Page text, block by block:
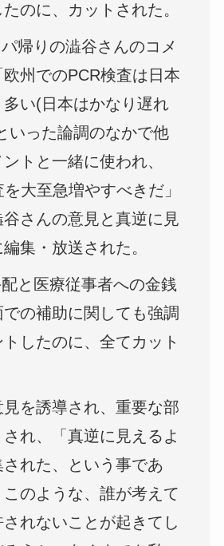
のに、カットされた。
帰りの澁谷さんのコメ
州でのPCR検査は日本
多い(日本はかなり遅れ
いった論調のなかで他
トと一緒に使われ、
を大至急増やすべきだ」
谷さんの意見と真逆に見
集・放送された。
と医療従事者への金銭
の補助に関しても強調
トしたのに、全てカット
を誘導され、重要な部
れ、「真逆に見えるよ
された、という事であ
のような、誰が考えて
されないことが起きてし